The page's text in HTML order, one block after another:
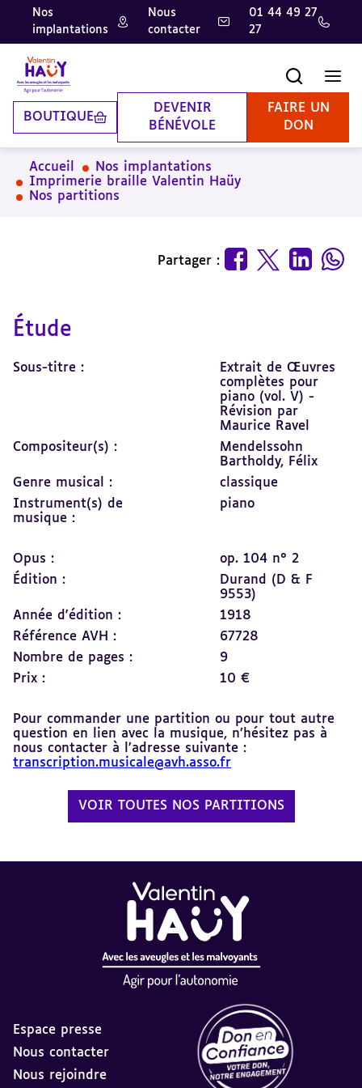
Aller
contenu
principal
Aller
pied
de
page
Aller
la
recherche
Nos
implantations
Nous
contacter
01 44 49 27
27
BOUTIQUE
DEVENIR
BÉNÉVOLE
FAIRE UN
DON
Accueil
Nos implantations
Imprimerie braille Valentin Haüy
Nos partitions
Partager :
Étude
Sous-titre :
Extrait de Œuvres
complètes pour
piano (vol. V) -
Révision par
Maurice Ravel
Compositeur(s) :
Mendelssohn
Bartholdy, Félix
Genre musical :
classique
Instrument(s) de
musique :
piano
Opus :
op. 104 n° 2
Édition :
Durand (D & F
9553)
Année d'édition :
1918
Référence AVH :
67728
Nombre de pages :
9
Prix :
10 €
Pour commander une partition ou pour tout autre
question en lien avec la musique, n’hésitez pas à
nous contacter à l’adresse suivante :
transcription.musicale@avh.asso.fr
VOIR TOUTES NOS PARTITIONS
Espace presse
Nous contacter
Nous rejoindre